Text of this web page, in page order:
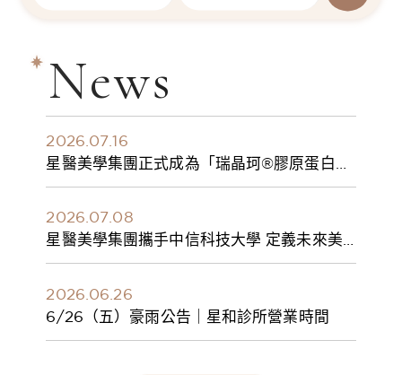
News
2026.07.16
星醫美學集團正式成為「瑞晶珂®膠原蛋白植
入劑」台灣獨家總代理
2026.07.08
星醫美學集團攜手中信科技大學 定義未來美
學人才新標準 建構健康美學產學共育模式 串
2026.06.26
6/26（五）豪雨公告｜星和診所營業時間